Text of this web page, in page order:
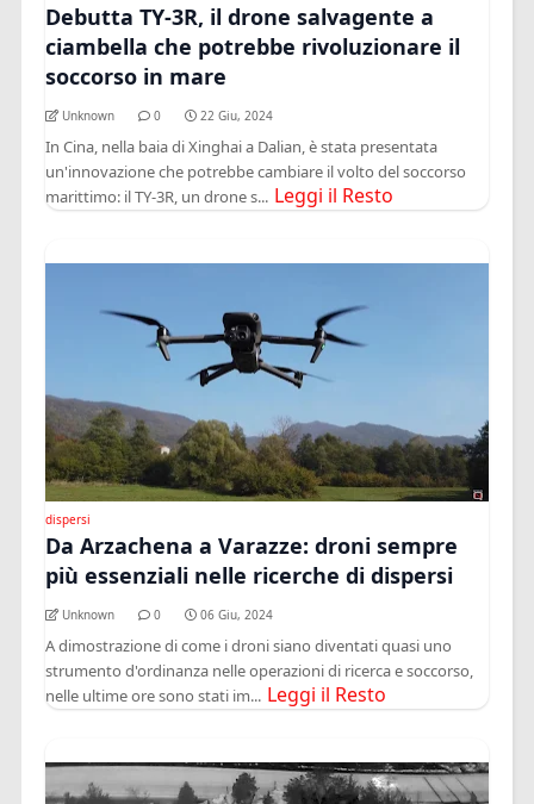
Debutta TY-3R, il drone salvagente a
ciambella che potrebbe rivoluzionare il
soccorso in mare
Unknown 0 22 Giu, 2024
In Cina, nella baia di Xinghai a Dalian, è stata presentata
un'innovazione che potrebbe cambiare il volto del soccorso
marittimo: il TY-3R, un drone s... Leggi il Resto
dispersi
Da Arzachena a Varazze: droni sempre
più essenziali nelle ricerche di dispersi
Unknown 0 06 Giu, 2024
A dimostrazione di come i droni siano diventati quasi uno
strumento d'ordinanza nelle operazioni di ricerca e soccorso,
nelle ultime ore sono stati im... Leggi il Resto